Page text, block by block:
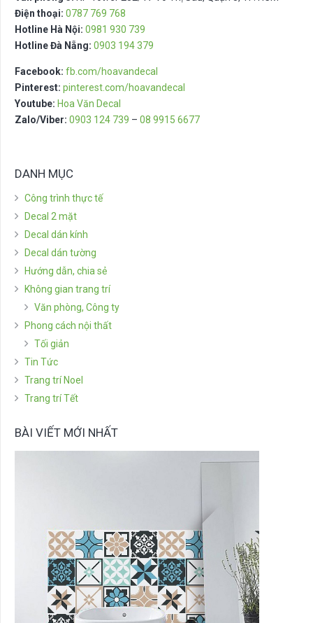
Điện thoại: 0787 769 768
Hotline Hà Nội: 0981 930 739
Hotline Đà Nẵng: 0903 194 379
Facebook: fb.com/hoavandecal
Pinterest: pinterest.com/hoavandecal
Youtube: Hoa Văn Decal
Zalo/Viber: 0903 124 739 – 08 9915 6677
DANH MỤC
Công trình thực tế
Decal 2 mặt
Decal dán kính
Decal dán tường
Hướng dẫn, chia sẻ
Không gian trang trí
Văn phòng, Công ty
Phong cách nội thất
Tối giản
Tin Tức
Trang trí Noel
Trang trí Tết
BÀI VIẾT MỚI NHẤT